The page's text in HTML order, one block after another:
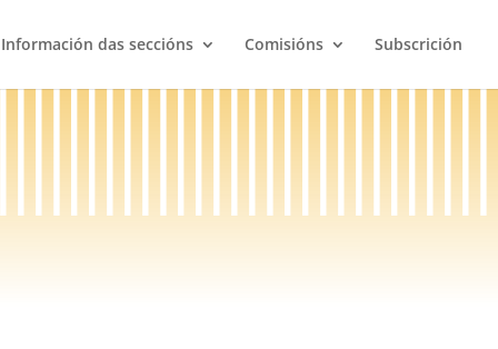
Información das seccións Comisións Subscrición